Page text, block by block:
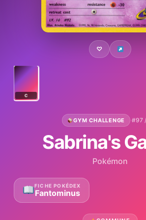
♡
C
GYM CHALLENGE ·#97
Sabrina's
Pokémon
FICHE POKÉDEX
Fantominus